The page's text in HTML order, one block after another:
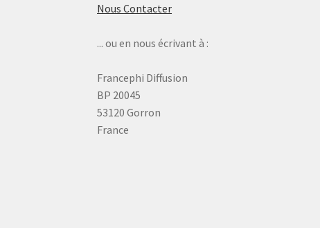
Nous Contacter
... ou en nous écrivant à :
Francephi Diffusion
BP 20045
53120 Gorron
France